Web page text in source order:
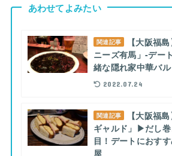
あわせてよみたい
関連記事
【大阪福
ニーズ有馬」-デー
緒な隠れ家中華バル
2022.07.24
関連記事
【大阪福
ギャルド」▶だし
目！デートにおす
屋